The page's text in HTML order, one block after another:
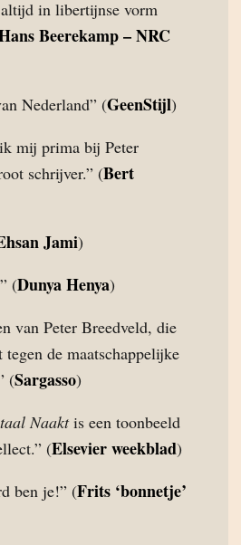
in libertijnse vorm
Beerekamp – NRC
Nederland” (GeenStijl)
mij prima bij Peter
schrijver.” (Bert
Jami)
(Dunya Henya)
van Peter Breedveld, die
de maatschappelijke
(Sargasso)
Naaktis een toonbeeld
(Elsevier weekblad)
ben je!” (Frits ‘bonnetje’